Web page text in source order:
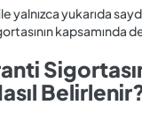
yukarıda
kapsamında